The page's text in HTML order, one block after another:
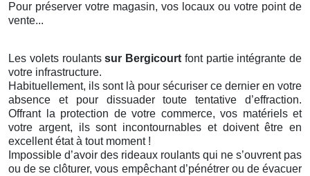
Pour préserver votre magasin, vos locaux ou votre point de
vente...
Les volets roulantssur Bergicourt font partie intégrante de
votre infrastructure.
Habituellement, ils sont là pour sécuriser ce dernier en votre
absence et pour dissuader toute tentative d’effraction.
Offrant la protection de votre commerce, vos matériels et
votre argent, ils sont incontournables et doivent être en
excellent état à tout moment !
Impossible d’avoir des rideaux roulants qui ne s’ouvrent pas
ou de se clôturer, vous empêchant d’pénétrer ou de évacuer